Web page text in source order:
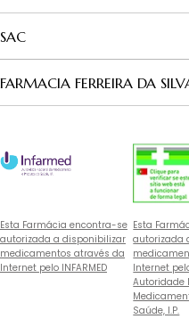
SAC
FARMACIA FERREIRA DA
Esta Farmácia encontra-se
autorizada a disponibilizar
medicamentos através da
Internet pelo INFARMED
Esta
autorizada
Internet
Autoridade
Saúde, I.P.